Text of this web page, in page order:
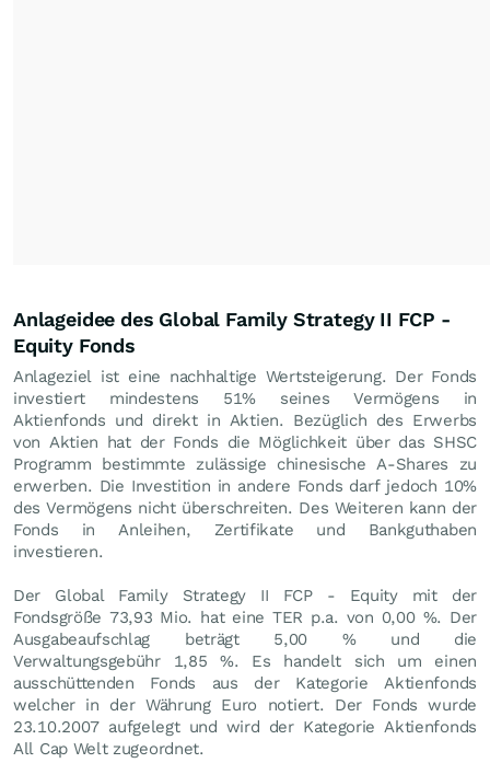
Anlageidee des Global Family Strategy II FCP -
Equity Fonds
Anlageziel ist eine nachhaltige Wertsteigerung. Der Fonds
investiert mindestens 51% seines Vermögens in
Aktienfonds und direkt in Aktien. Bezüglich des Erwerbs
von Aktien hat der Fonds die Möglichkeit über das SHSC
Programm bestimmte zulässige chinesische A-Shares zu
erwerben. Die Investition in andere Fonds darf jedoch 10%
des Vermögens nicht überschreiten. Des Weiteren kann der
Fonds in Anleihen, Zertifikate und Bankguthaben
investieren.
Der Global Family Strategy II FCP - Equity mit der
Fondsgröße 73,93 Mio. hat eine TER p.a. von 0,00 %. Der
Ausgabeaufschlag beträgt 5,00 % und die
Verwaltungsgebühr 1,85 %. Es handelt sich um einen
ausschüttenden Fonds aus der Kategorie Aktienfonds
welcher in der Währung Euro notiert. Der Fonds wurde
23.10.2007 aufgelegt und wird der Kategorie Aktienfonds
All Cap Welt zugeordnet.